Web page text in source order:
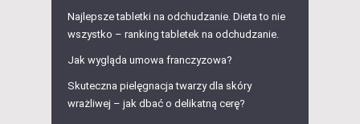
Najlepsze tabletki na odchudzanie. Dieta to nie
wszystko – ranking tabletek na odchudzanie.
Jak wygląda umowa franczyzowa?
Skuteczna pielęgnacja twarzy dla skóry
wrażliwej – jak dbać o delikatną cerę?